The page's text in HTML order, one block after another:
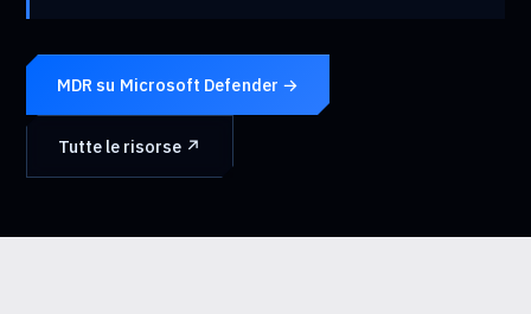
MDR su Microsoft Defender →
Tutte le risorse ↗